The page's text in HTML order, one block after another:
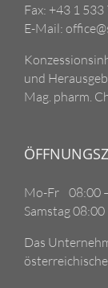
Fax: +43 1 533
E-Mail:
und
Mag. pharm.
Mo-Fr 08:00
Samstag
Das